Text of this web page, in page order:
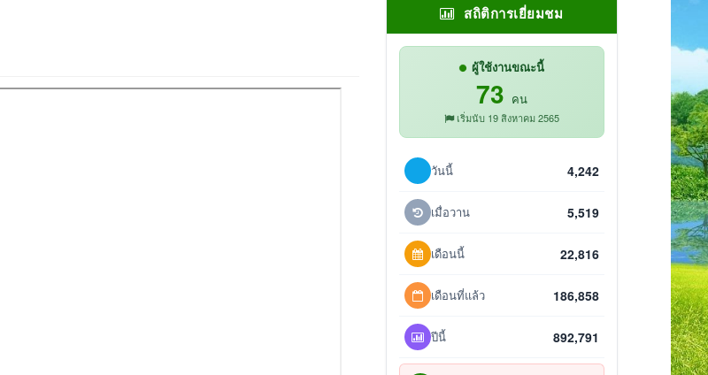
สถิติการเยี่ยมชม
ผู้ใช้งานขณะนี้
73 คน
เริ่มนับ 19 สิงหาคม 2565
วันนี้ 4,242
เมื่อวาน 5,519
เดือนนี้ 22,816
เดือนที่แล้ว 186,858
ปีนี้ 892,791